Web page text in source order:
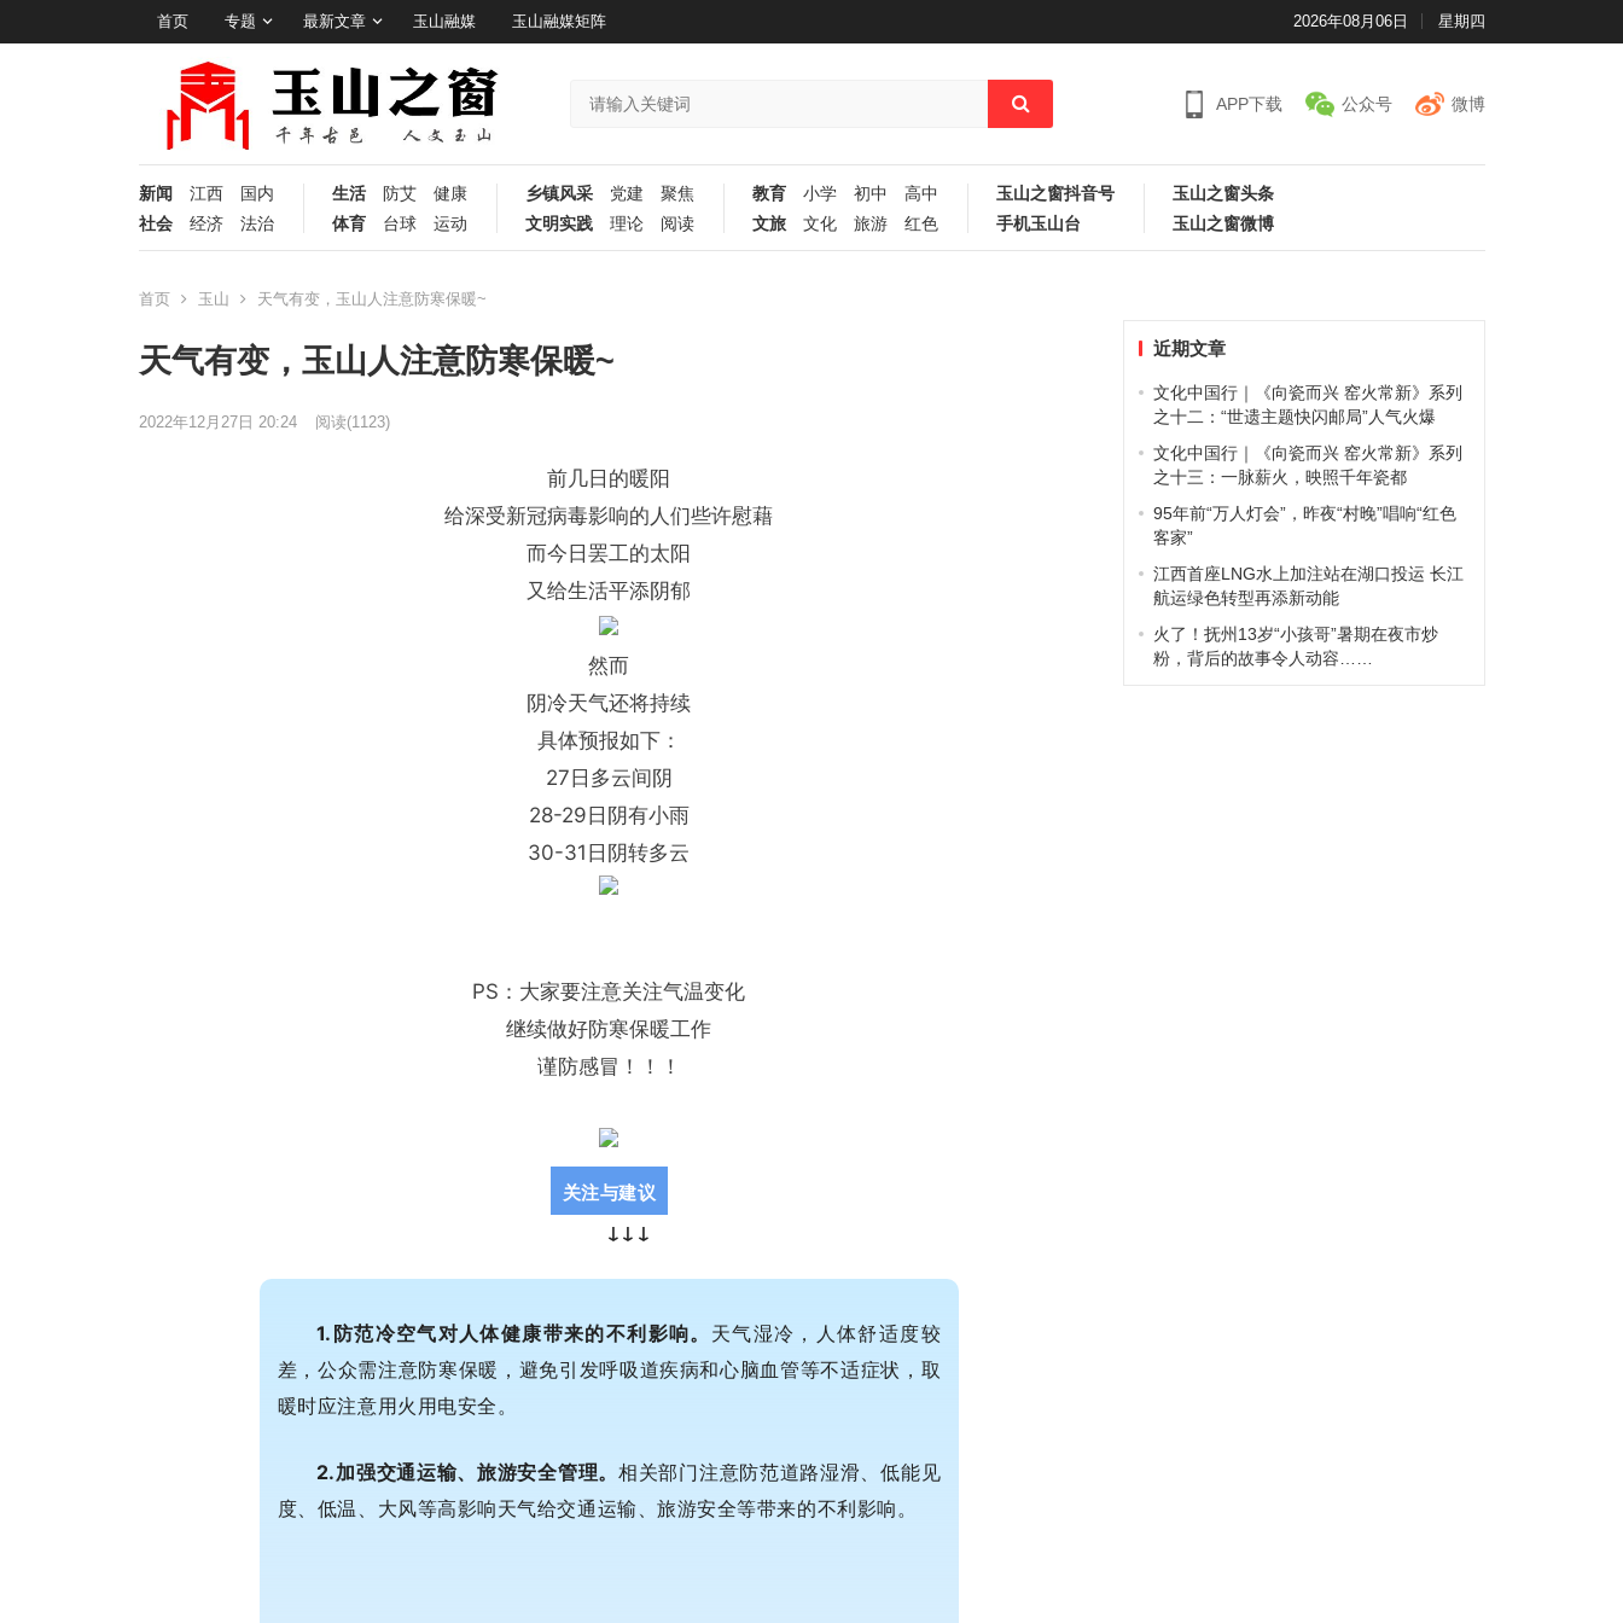
首页 专题 最新文章 玉山融媒 玉山融媒矩阵 2026年08月06日 星期四
APP下载 公众号 微博
新闻 江西
国内
社会
经济 法治
生活 防艾
健康
体育
台球 运动
乡镇风采 党建
聚焦
文明实践
理论 阅读
教育 小学 初中
高中
文旅
文化 旅游 红色
玉山之窗抖音号
手机玉山台
玉山之窗头条
玉山之窗微博
首页 玉山 天气有变，玉山人注意防寒保暖~
天气有变，玉山人注意防寒保暖~
2022年12月27日 20:24 阅读(1123)
前几日的暖阳
给深受新冠病毒影响的人们些许慰藉
而今日罢工的太阳
又给生活平添阴郁
然而
阴冷天气还将持续
具体预报如下：
27日多云间阴
28-29日阴有小雨
30-31日阴转多云
PS：大家要注意关注气温变化
继续做好防寒保暖工作
谨防感冒！！！
关注与建议
↓↓ ↓
1.防范冷空气对人体健康带来的不利影响。 天气湿冷，人体舒适度较
差，公众需注意防寒保暖，避免引发呼吸道疾病和心脑血管等不适症状， 取
暖时应注意用火用电安全。
2.加强交通运输、旅游安全管理。 相关部门注意防范道路湿滑、低能 见
度、低温、大风等高影响天气给交通运输、旅游安全等带来的不利影响。
近期文章
文化中国行｜《向瓷而兴 窑火常新》系列
之十二：“世遗主题快闪邮局”人气火爆
文化中国行｜《向瓷而兴 窑火常新》系列
之十三：一脉薪火，映照千年瓷都
95年前“万人灯会”，昨夜“村晚”唱响“红色
客家”
江西首座LNG水上加注站在湖口投运 长江
航运绿色转型再添新动能
火了！抚州13岁“小孩哥”暑期在夜市炒
粉，背后的故事令人动容……